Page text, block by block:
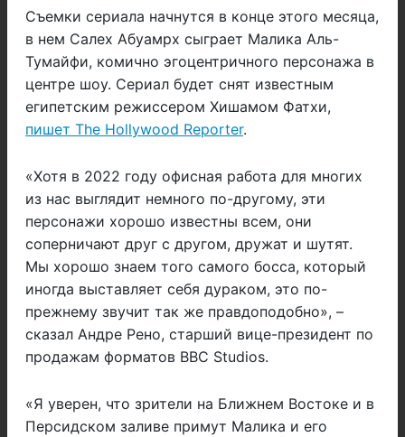
Съемки сериала начнутся в конце этого месяца,
в нем Салех Абуамрх сыграет Малика Аль-
Тумайфи, комично эгоцентричного персонажа в
центре шоу. Сериал будет снят известным
египетским режиссером Хишамом Фатхи,
пишет The Hollywood Reporter.
«Хотя в 2022 году офисная работа для многих
из нас выглядит немного по-другому, эти
персонажи хорошо известны всем, они
соперничают друг с другом, дружат и шутят.
Мы хорошо знаем того самого босса, который
иногда выставляет себя дураком, это по-
прежнему звучит так же правдоподобно», –
сказал Андре Рено, старший вице-президент по
продажам форматов BBC Studios.
«Я уверен, что зрители на Ближнем Востоке и в
Персидском заливе примут Малика и его